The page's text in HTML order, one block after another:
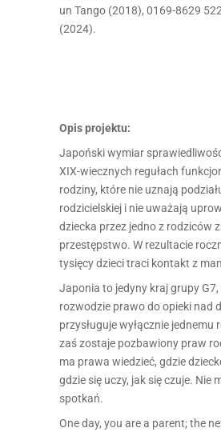
un Tango (2018), 0169-8629
(2024).
Opis projektu:
Japoński wymiar
XIX-wiecznych regułach
rodziny, które nie uznają
rodzicielskiej i nie uważają
dziecka przez jedno z rodziców
przestępstwo. W rezultacie
tysięcy dzieci traci kontakt z
Japonia to jedyny kraj grupy
rozwodzie prawo do opieki nad
przysługuje wyłącznie jednemu
zaś zostaje pozbawiony praw
ma prawa wiedzieć, gdzie
gdzie się uczy, jak się czuje. Nie
spotkań.
One day, you are a parent; the